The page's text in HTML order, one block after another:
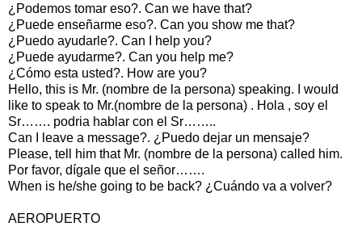
¿Podemos tomar eso?. Can we have that?
¿Puede enseñarme eso?. Can you show me that?
¿Puedo ayudarle?. Can I help you?
¿Puede ayudarme?. Can you help me?
¿Cómo esta usted?. How are you?
Hello, this is Mr. (nombre de la persona) speaking. I would
like to speak to Mr.(nombre de la persona) . Hola , soy el
Sr……. podria hablar con el Sr……..
Can I leave a message?. ¿Puedo dejar un mensaje?
Please, tell him that Mr. (nombre de la persona) called him.
Por favor, dígale que el señor…….
When is he/she going to be back? ¿Cuándo va a volver?
AEROPUERTO